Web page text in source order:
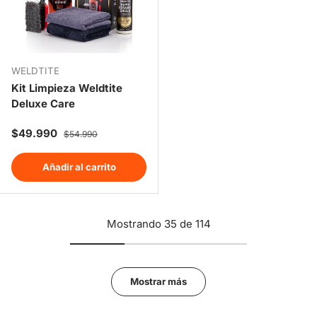
WELDTITE
Kit Limpieza Weldtite
Deluxe Care
Precio de venta
$49.990 Precio normal
$54.990
Añadir al carrito
Mostrando 35 de 114
Mostrar más